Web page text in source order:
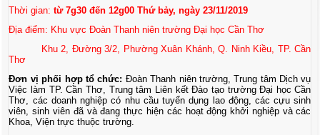
Thời gian:từ 7g30 đến 12g00 Thứ bảy, ngày 23/11/2019
Địa điểm: Khu vực Đoàn Thanh niên trường Đại học Cần Thơ
Khu 2, Đường 3/2, Phường Xuân Khánh, Q. Ninh Kiều, TP. Cần
Thơ
Đơn vị phối hợp tổ chức: Đoàn Thanh niên trường, Trung tâm Dịch vụ
Việc làm TP. Cần Thơ, Trung tâm Liên kết Đào tạo trường Đại học Cần
Thơ, các doanh nghiệp có nhu cầu tuyển dụng lao động, các cựu sinh
viên, sinh viên đã và đang thực hiện các hoạt động khởi nghiệp và các
Khoa, Viện trực thuộc trường.